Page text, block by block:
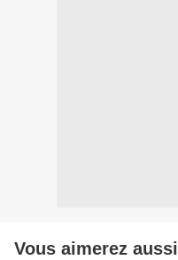
Vous aimerez aussi